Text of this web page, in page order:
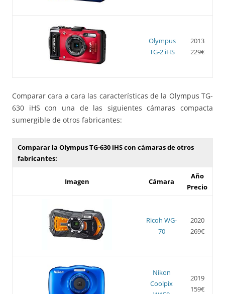
Olympus
TG-2 iHS
2013
229€
Comparar cara a cara las características de la Olympus TG-
630 iHS con una de las siguientes cámaras compacta
sumergible de otros fabricantes:
Comparar la Olympus TG-630 iHS con cámaras de otros
fabricantes:
Imagen Cámara
Año
Precio
Ricoh WG-
70
2020
269€
Nikon
Coolpix
2019
159€